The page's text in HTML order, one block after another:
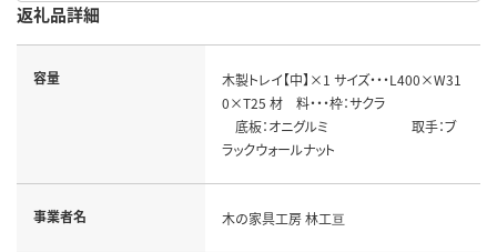
返礼品詳細
容量
木製トレイ【中】×1 サイズ・・・L400×W31
0×T25 材 料・・・枠：サクラ
底板：オニグルミ 取手：ブ
ラックウォールナット
事業者名 木の家具工房 林工亘